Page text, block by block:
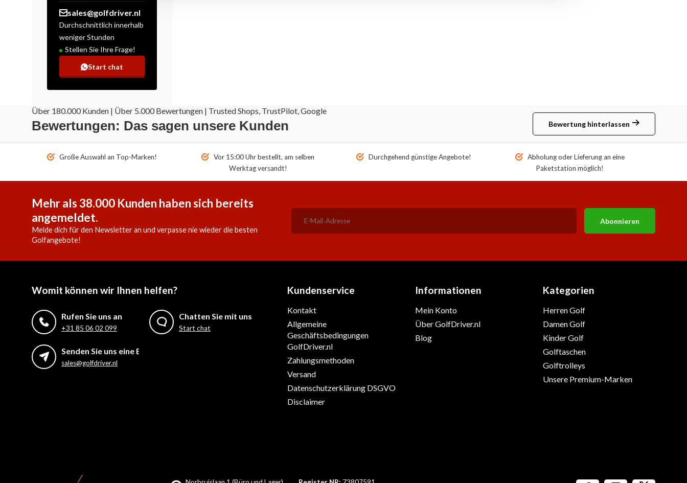
sales@golfdriver.nl
Durchschnittlich innerhalb
weniger Stunden
Stellen Sie Ihre Frage!
Start chat
Über 180.000 Kunden | Über 5.000 Bewertungen | Trusted Shops, TrustPilot, Google
Bewertungen: Das sagen unsere Kunden Bewertung hinterlassen
Große Auswahl an Top-Marken!
Vor 15:00 Uhr bestellt, am selben
Werktag versandt!
Durchgehend günstige Angebote!
Abholung oder Lieferung an eine
Paketstation möglich!
Mehr als 38.000 Kunden haben sich bereits
angemeldet.
Melde dich für den Newsletter an und verpasse nie wieder die besten
Golfangebote!
Abonnieren
Womit können wir Ihnen helfen?
Rufen Sie uns an
+31 85 06 02 099
Chatten Sie mit uns
Start chat
Senden Sie uns eine E-Mail
sales@golfdriver.nl
Kundenservice
Kontakt
Allgemeine
Geschäftsbedingungen
GolfDriver.nl
Zahlungsmethoden
Versand
Datenschutzerklärung DSGVO
Disclaimer
Informationen
Mein Konto
Über GolfDriver.nl
Blog
Kategorien
Herren Golf
Damen Golf
Kinder Golf
Golftaschen
Golftrolleys
Unsere Premium-Marken